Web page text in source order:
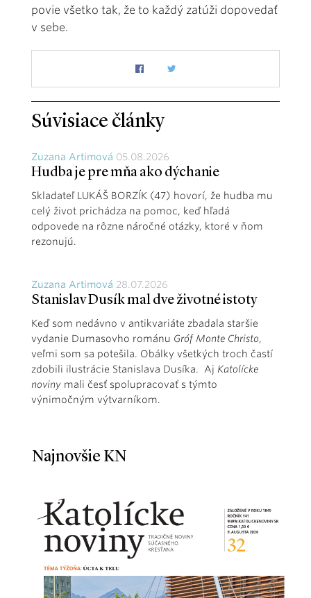
povie všetko tak, že to každý zatúži dopovedať
v sebe.
Súvisiace články
Zuzana Artimová 05.08.2026
Hudba je pre mňa ako dýchanie
Skladateľ LUKÁŠ BORZÍK (47) hovorí, že hudba mu
celý život prichádza na pomoc, keď hľadá
odpovede na rôzne náročné otázky, ktoré v ňom
rezonujú.
Zuzana Artimová 28.07.2026
Stanislav Dusík mal dve životné istoty
Keď som nedávno v antikvariáte zbadala staršie
vydanie Dumasovho románu Gróf Monte Christo,
veľmi som sa potešila. Obálky všetkých troch častí
zdobili ilustrácie Stanislava Dusíka. Aj Katolícke
noviny mali česť spolupracovať s týmto
výnimočným výtvarníkom.
Najnovšie KN